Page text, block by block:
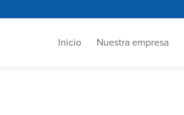
Inicio Nuestra empresa